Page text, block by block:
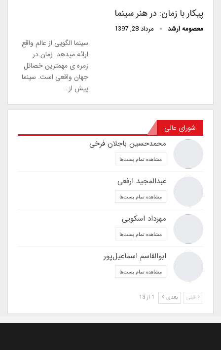
پیکار با زمان: در هنر سینما
معصومه ارشد مرداد 28, 1397
سینما الگویی از عالم واقع
ارائه می­دهد. زمان در
زمره­ ی مهم­ترین خصائل
جهان واقعی است. سینما
پیش از…
شورای عالی
محمدحسین باجلان فرخی
مشاهده تمام پست‌ها
عبدالمجید ارفعی
مشاهده تمام پست‌ها
مهرداد اسکویی
مشاهده تمام پست‌ها
ابوالقاسم اسماعیل‌پور
مشاهده تمام پست‌ها
قبلی بعدی